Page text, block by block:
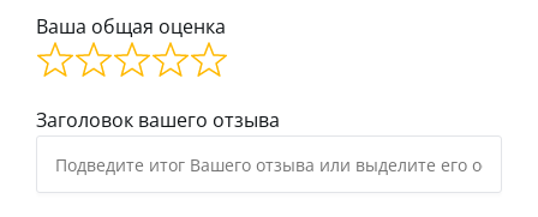
Ваша общая оценка
Заголовок вашего отзыва